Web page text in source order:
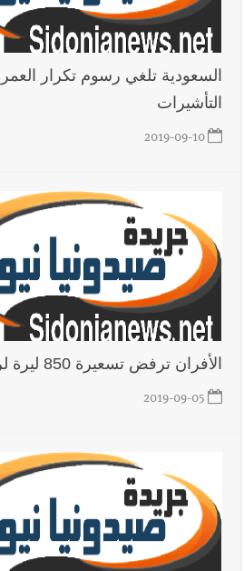
أخبار لبنان
7-8-2026
السعودية تلغي رسوم تكرار
التأشيرات
2019-09-10
الأفران ترفض تسعيرة 850 ليرة لربطة الخبز
2019-09-05